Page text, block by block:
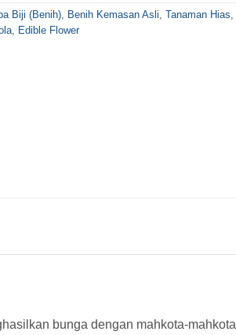
Biji (Benih), Benih Kemasan Asli, Tanaman Hias,
, Edible Flower
bunga dengan mahkota-mahkota